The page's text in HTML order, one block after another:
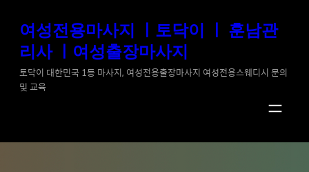
가
여성전용마사지 ㅣ토닥이 ㅣ 훈남관
리사 ㅣ여성출장마사지
토닥이 대한민국 1등 마사지, 여성전용출장마사지 여성전용스웨디시 문의
및 교육